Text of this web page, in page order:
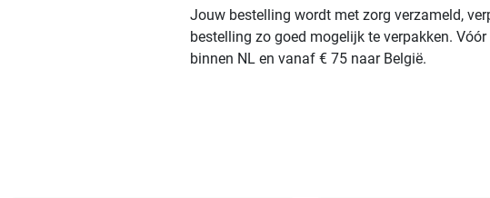
Jouw bestelling wordt met zorg verzameld,
bestelling zo goed mogelijk te verpakken.
binnen NL en vanaf € 75 naar België.